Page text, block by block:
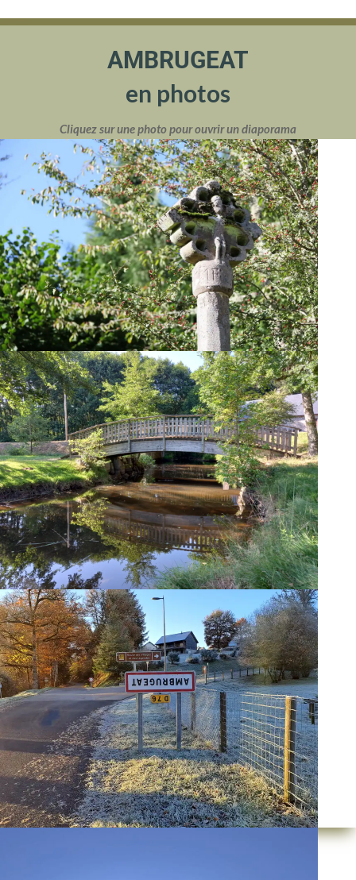
AMBRUGEAT
en photos
Cliquez sur une photo pour ouvrir un diaporama